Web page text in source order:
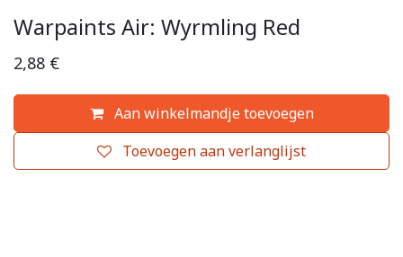
Warpaints Air: Wyrmling Red
2,88 €
Aan winkelmandje toevoegen
Toevoegen aan verlanglijst